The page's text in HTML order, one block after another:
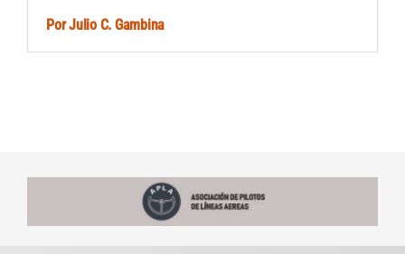
PorJulio C. Gambina